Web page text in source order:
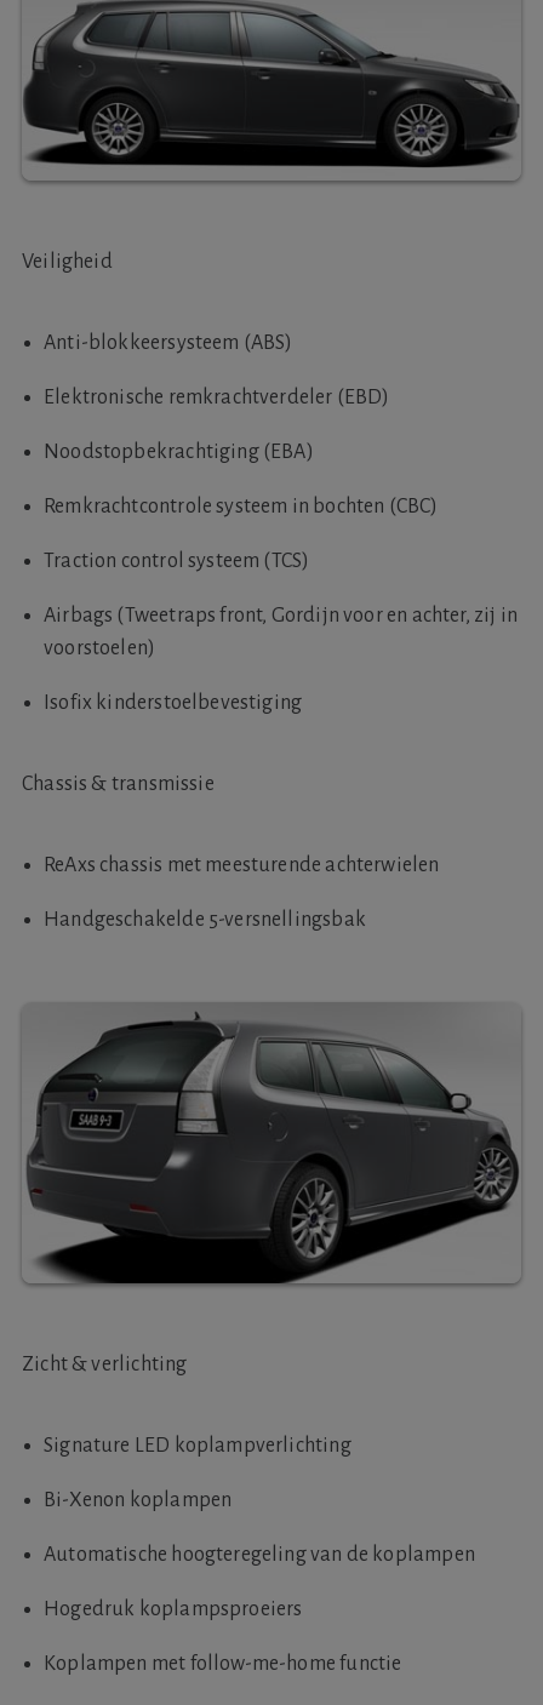
Veiligheid
Anti-blokkeersysteem (ABS)
Elektronische remkrachtverdeler (EBD)
Noodstopbekrachtiging (EBA)
Remkrachtcontrole systeem in bochten (CBC)
Traction control systeem (TCS)
Airbags (Tweetraps front, Gordijn voor en achter, zij in
voorstoelen)
Isofix kinderstoelbevestiging
Chassis & transmissie
ReAxs chassis met meesturende achterwielen
Handgeschakelde 5-versnellingsbak
Zicht & verlichting
Signature LED koplampverlichting
Bi-Xenon koplampen
Automatische hoogteregeling van de koplampen
Hogedruk koplampsproeiers
Koplampen met follow-me-home functie